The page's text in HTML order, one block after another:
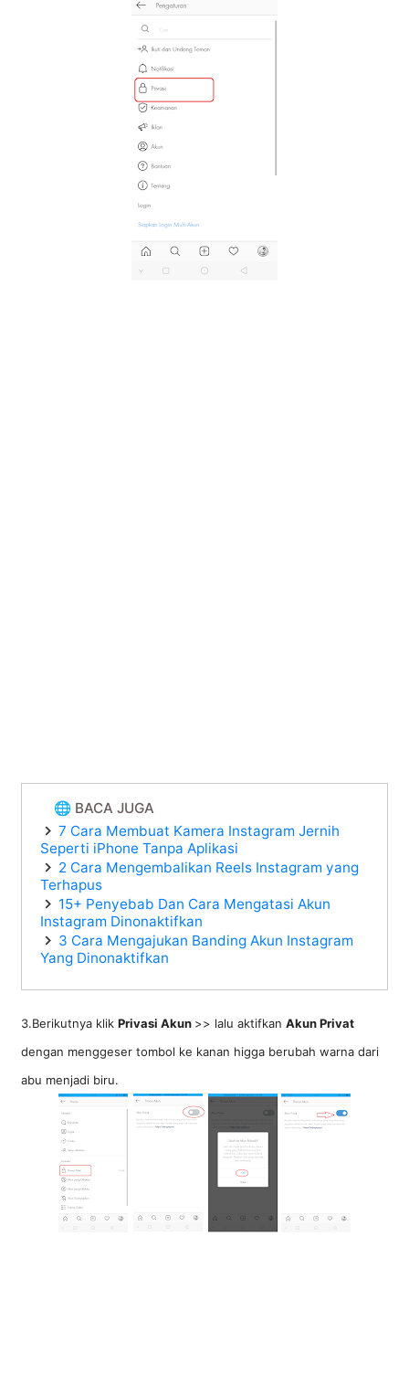
🌐 BACA JUGA
7 Cara Membuat Kamera Instagram Jernih
Seperti iPhone Tanpa Aplikasi
2 Cara Mengembalikan Reels Instagram yang
Terhapus
15+ Penyebab Dan Cara Mengatasi Akun
Instagram Dinonaktifkan
3 Cara Mengajukan Banding Akun Instagram
Yang Dinonaktifkan
3.Berikutnya klikPrivasi Akun >> lalu aktifkanAkun Privat
dengan menggeser tombol ke kanan higga berubah warna dari
abu menjadi biru.